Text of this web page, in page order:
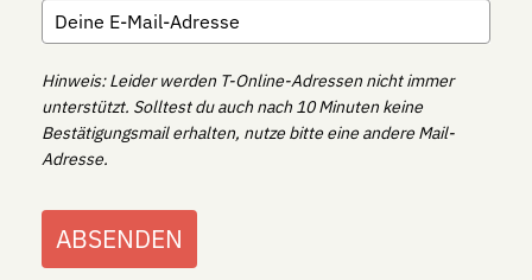
Hinweis: Leider werden T-Online-Adressen nicht immer
unterstützt. Solltest du auch nach 10 Minuten keine
Bestätigungsmail erhalten, nutze bitte eine andere Mail-
Adresse.
ABSENDEN